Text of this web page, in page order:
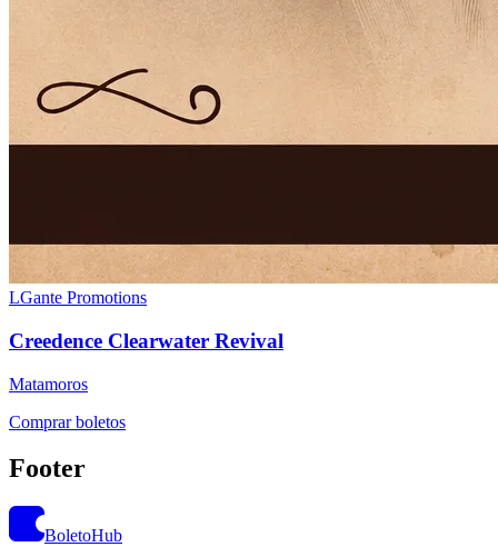
LGante Promotions
Creedence Clearwater Revival
Matamoros
Comprar boletos
Footer
BoletoHub